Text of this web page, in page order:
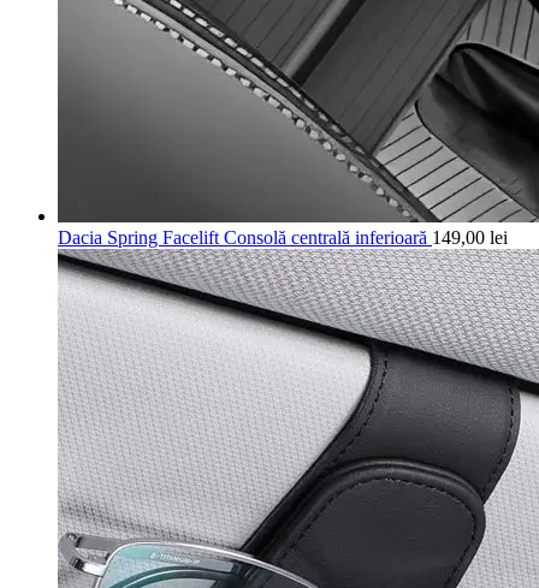
Dacia Spring Facelift Consolă centrală inferioară 149,00 lei